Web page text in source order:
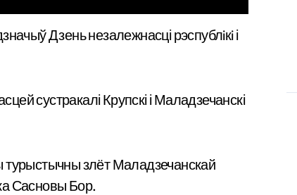
сустракалі Крупскі і Маладзечанскі
турыстычны злёт Маладзечанскай
Сасновы Бор.